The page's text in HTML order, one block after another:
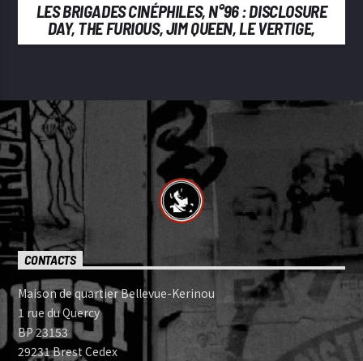
LES BRIGADES CINÉPHILES, N°96 : DISCLOSURE
DAY, THE FURIOUS, JIM QUEEN, LE VERTIGE,
BACKROOMS, GHOST IN THE SHELL
CONTACTS
Maison de quartier Bellevue-Kerinou
1 rue du Quercy
BP 23153
29231 Brest Cedex